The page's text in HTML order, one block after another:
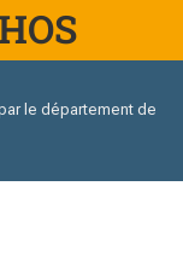
le département de